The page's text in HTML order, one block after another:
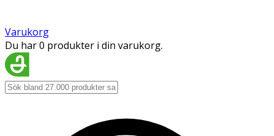
Varukorg
Du har 0 produkter i din varukorg.